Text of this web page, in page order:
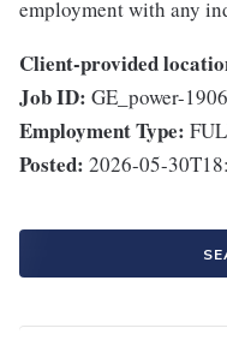
employment with any
Client-provided
Job ID: GE_power-
Employment Type:
Posted: 2026-05-